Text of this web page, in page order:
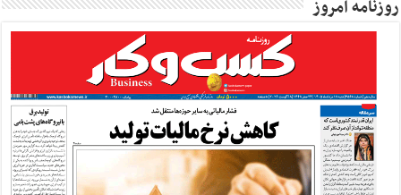
روزنامه امروز